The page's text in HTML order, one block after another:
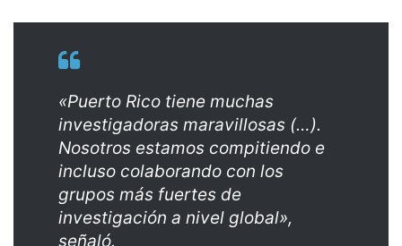
«Puerto Rico tiene muchas
investigadoras maravillosas (…).
Nosotros estamos compitiendo e
incluso colaborando con los
grupos más fuertes de
investigación a nivel global»,
señaló.